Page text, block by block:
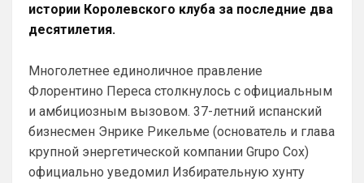
истории Королевского клуба за последние два
десятилетия.
Многолетнее единоличное правление
Флорентино Переса столкнулось с официальным
и амбициозным вызовом. 37-летний испанский
бизнесмен Энрике Рикельме (основатель и глава
крупной энергетической компании Grupo Cox)
официально уведомил Избирательную хунту